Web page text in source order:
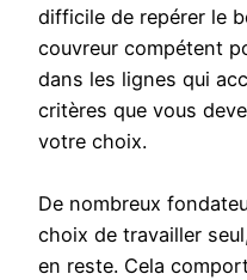
difficile de repérer le
couvreur compétent
dans les lignes qui
critères que vous
votre choix.
De nombreux
choix de travailler
en reste. Cela